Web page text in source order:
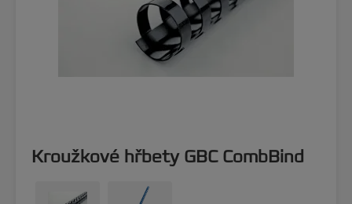
Kroužkové hřbety GBC CombBind